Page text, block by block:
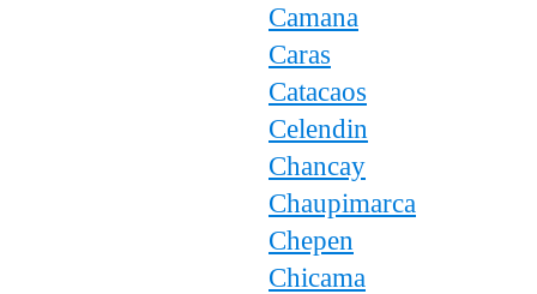
Camana
Caras
Catacaos
Celendin
Chancay
Chaupimarca
Chepen
Chicama